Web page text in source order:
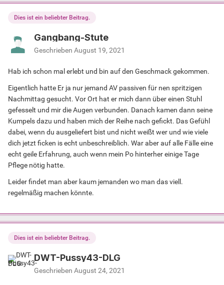
Dies ist ein beliebter Beitrag.
Gangbang-Stute
Geschrieben August 19, 2021
Hab ich schon mal erlebt und bin auf den Geschmack gekommen.
Eigentlich hatte Er ja nur jemand AV passiven für nen spritzigen
Nachmittag gesucht. Vor Ort hat er mich dann über einen Stuhl
gefesselt und mir die Augen verbunden. Danach kamen dann seine
Kumpels dazu und haben mich der Reihe nach gefickt. Das Gefühl
dabei, wenn du ausgeliefert bist und nicht weißt wer und wie viele
dich jetzt ficken is echt unbeschreiblich. War aber auf alle Fälle eine
echt geile Erfahrung, auch wenn mein Po hinterher einige Tage
Pflege nötig hatte.
Leider findet man aber kaum jemanden wo man das viell.
regelmäßig machen könnte.
Dies ist ein beliebter Beitrag.
DWT-Pussy43-DLG
Geschrieben August 24, 2021